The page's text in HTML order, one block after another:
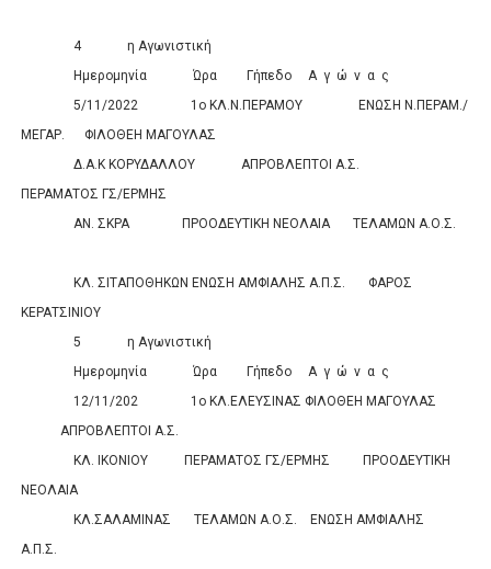
4
η Αγωνιστική
Ημερομηνία
Ώρα Γήπεδο Α γ ώ ν α ς
5/11/2022
1ο ΚΛ.Ν.ΠΕΡΑΜΟΥ
ΕΝΩΣΗ Ν.ΠΕΡΑΜ./
ΜΕΓΑΡ.
ΦΙΛΟΘΕΗ ΜΑΓΟΥΛΑΣ
Δ.Α.Κ ΚΟΡΥΔΑΛΛΟΥ
ΑΠΡΟΒΛΕΠΤΟΙ Α.Σ.
ΠΕΡΑΜΑΤΟΣ ΓΣ/ΕΡΜΗΣ
ΑΝ. ΣΚΡΑ
ΠΡΟΟΔΕΥΤΙΚΗ ΝΕΟΛΑΙΑ
ΤΕΛΑΜΩΝ Α.Ο.Σ.
ΚΛ. ΣΙΤΑΠΟΘΗΚΩΝ ΕΝΩΣΗ ΑΜΦΙΑΛΗΣ Α.Π.Σ.
ΦΑΡΟΣ
ΚΕΡΑΤΣΙΝΙΟΥ
5
η Αγωνιστική
Ημερομηνία
Ώρα Γήπεδο Α γ ώ ν α ς
12/11/202
1ο ΚΛ.ΕΛΕΥΣΙΝΑΣ ΦΙΛΟΘΕΗ ΜΑΓΟΥΛΑΣ
ΑΠΡΟΒΛΕΠΤΟΙ Α.Σ.
ΚΛ. ΙΚΟΝΙΟΥ
ΠΕΡΑΜΑΤΟΣ ΓΣ/ΕΡΜΗΣ
ΠΡΟΟΔΕΥΤΙΚΗ
ΝΕΟΛΑΙΑ
ΚΛ.ΣΑΛΑΜΙΝΑΣ
ΤΕΛΑΜΩΝ Α.Ο.Σ.
ΕΝΩΣΗ ΑΜΦΙΑΛΗΣ
Α.Π.Σ.